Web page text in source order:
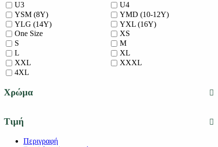
U3
U4
YSM (8Y)
YMD (10-12Y)
YLG (14Y)
YXL (16Y)
One Size
XS
S
M
L
XL
XXL
XXXL
4XL
Χρώμα
Τιμή
Περιγραφή